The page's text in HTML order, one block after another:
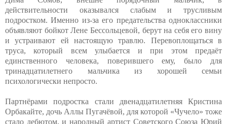
действительности оказывался слабым и трусливым
подростком. Именно из-за его предательства одноклассники
объявляют бойкот Лене Бессольцевой, берут на себя его вину
и устраивают ей настоящую травлю. Перевоплощаться в
труса, который всем улыбается и при этом предаёт
единственного человека, поверившего ему, было для
тринадцатилетнего мальчика из хорошей семьи
психологически непросто.
Партнёрами подростка стали двенадцатилетняя Кристина
Орбакайте, дочь Аллы Пугачёвой, для которой «Чучело» тоже
стало дебютом, и народный артист Советского Союза Юрий